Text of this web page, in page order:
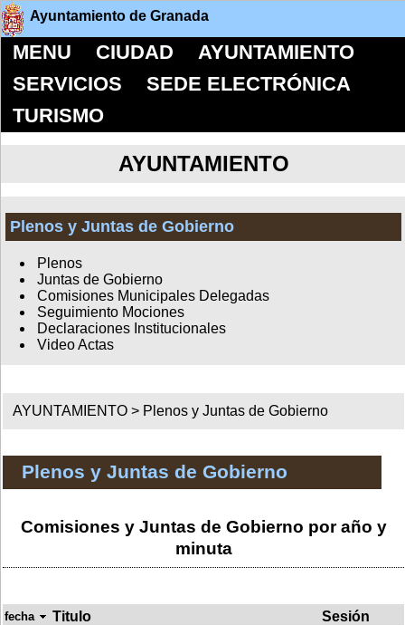
Ayuntamiento de Granada
MENU CIUDAD
AYUNTAMIENTO
SERVICIOS
SEDE ELECTRÓNICA
TURISMO
AYUNTAMIENTO
Plenos y Juntas de Gobierno
Plenos
Juntas de Gobierno
Comisiones Municipales Delegadas
Seguimiento Mociones
Declaraciones Institucionales
Video Actas
AYUNTAMIENTO > Plenos y Juntas de Gobierno
Plenos y Juntas de Gobierno
Comisiones y Juntas de Gobierno por año y
minuta
fecha Titulo
Sesión